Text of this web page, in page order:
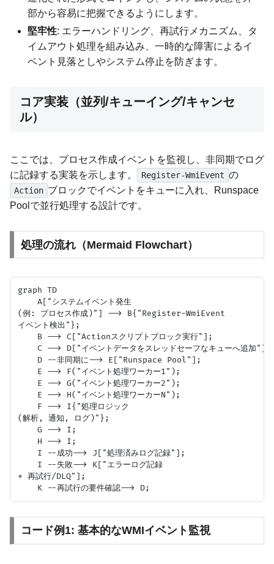
部から容易に把握できるようにします。
堅牢性: エラーハンドリング、再試行メカニズム、タ
イムアウト処理を組み込み、一時的な障害によるイ
ベント見落としやシステム停止を防ぎます。
コア実装（並列/キューイング/キャンセ
ル）
ここでは、プロセス作成イベントを監視し、非同期でログ
に記録する実装を示します。
Register-WmiEvent の
Action ブロックでイベントをキューに入れ、Runspace
Poolで並行処理する設計です。
処理の流れ（Mermaid Flowchart）
graph TD
    A["システムイベント発生
(例: プロセス作成)"] --> B{"Register-WmiEvent
イベント検出"};
    B --> C["Actionスクリプトブロック実行"];
    C --> D["イベントデータをスレッドセーフなキューへ追加"];
    D --非同期に--> E["Runspace Pool"];
    E --> F("イベント処理ワーカー1");
    E --> G("イベント処理ワーカー2");
    E --> H("イベント処理ワーカーN");
    F --> I{"処理ロジック
(解析, 通知, ログ)"};
    G --> I;
    H --> I;
    I --成功--> J["処理済みログ記録"];
    I --失敗--> K["エラーログ記録
+ 再試行/DLQ"];
コード例1: 基本的なWMIイベント監視